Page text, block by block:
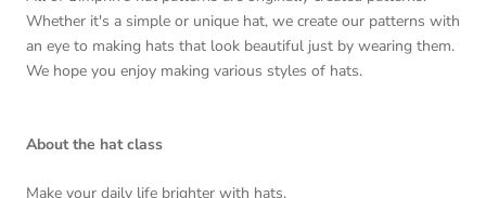
Whether it's a simple or unique hat, we create our patterns with
an eye to making hats that look beautiful just by wearing them.
We hope you enjoy making various styles of hats.
About the hat class
Make your daily life brighter with hats.